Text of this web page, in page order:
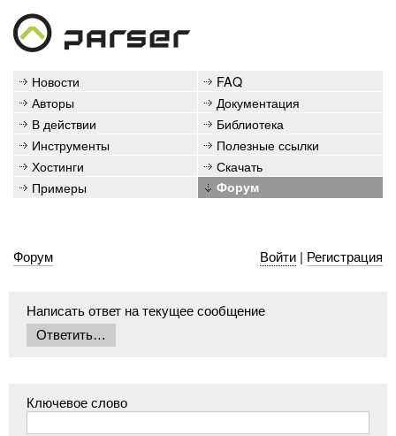
Новости
FAQ
Авторы
Документация
В действии
Библиотека
Инструменты
Полезные ссылки
Хостинги
Скачать
Примеры
Форум
Форум Войти| Регистрация
Написать ответ на текущее сообщение
Ключевое слово